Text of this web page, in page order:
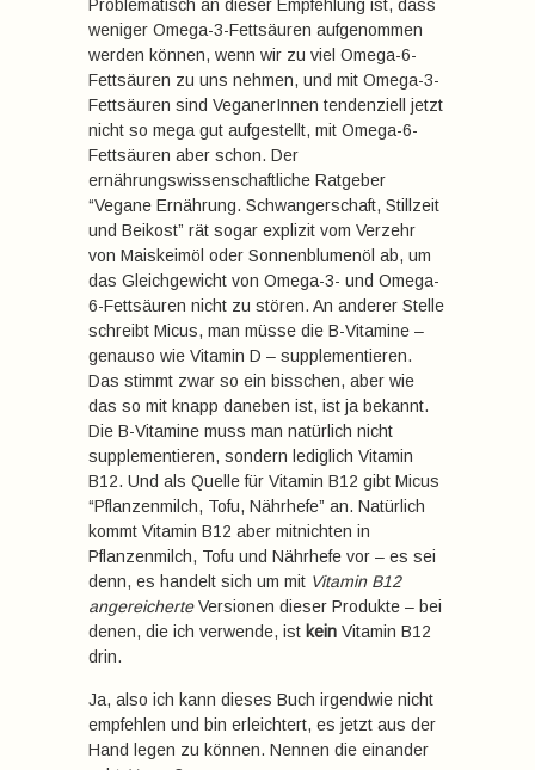
Problematisch an dieser Empfehlung ist, dass
weniger Omega-3-Fettsäuren aufgenommen
werden können, wenn wir zu viel Omega-6-
Fettsäuren zu uns nehmen, und mit Omega-3-
Fettsäuren sind VeganerInnen tendenziell jetzt
nicht so mega gut aufgestellt, mit Omega-6-
Fettsäuren aber schon. Der
ernährungswissenschaftliche Ratgeber
“Vegane Ernährung. Schwangerschaft, Stillzeit
und Beikost” rät sogar explizit vom Verzehr
von Maiskeimöl oder Sonnenblumenöl ab, um
das Gleichgewicht von Omega-3- und Omega-
6-Fettsäuren nicht zu stören. An anderer Stelle
schreibt Micus, man müsse die B-Vitamine –
genauso wie Vitamin D – supplementieren.
Das stimmt zwar so ein bisschen, aber wie
das so mit knapp daneben ist, ist ja bekannt.
Die B-Vitamine muss man natürlich nicht
supplementieren, sondern lediglich Vitamin
B12. Und als Quelle für Vitamin B12 gibt Micus
“Pflanzenmilch, Tofu, Nährhefe” an. Natürlich
kommt Vitamin B12 aber mitnichten in
Pflanzenmilch, Tofu und Nährhefe vor – es sei
denn, es handelt sich um mit Vitamin B12
angereicherteVersionen dieser Produkte – bei
denen, die ich verwende, ist kein Vitamin B12
drin.
Ja, also ich kann dieses Buch irgendwie nicht
empfehlen und bin erleichtert, es jetzt aus der
Hand legen zu können. Nennen die einander